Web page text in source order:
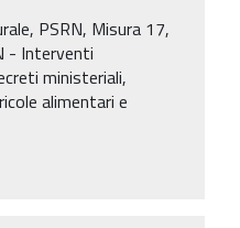
PSRN, Misura 17,
- Interventi
ministeriali,
alimentari e